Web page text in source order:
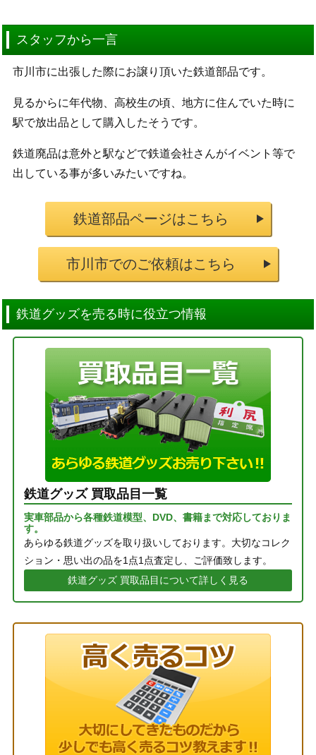
スタッフから一言
市川市に出張した際にお譲り頂いた鉄道部品です。
見るからに年代物、高校生の頃、地方に住んでいた時に
駅で放出品として購入したそうです。
鉄道廃品は意外と駅などで鉄道会社さんがイベント等で
出している事が多いみたいですね。
鉄道部品ページはこちら
市川市でのご依頼はこちら
鉄道グッズを売る時に役立つ情報
鉄道グッズ 買取品目一覧
実車部品から各種鉄道模型、DVD、書籍まで対応しておりま
す。
あらゆる鉄道グッズを取り扱いしております。大切なコレク
ション・思い出の品を1点1点査定し、ご評価致します。
鉄道グッズ 買取品目について詳しく見る